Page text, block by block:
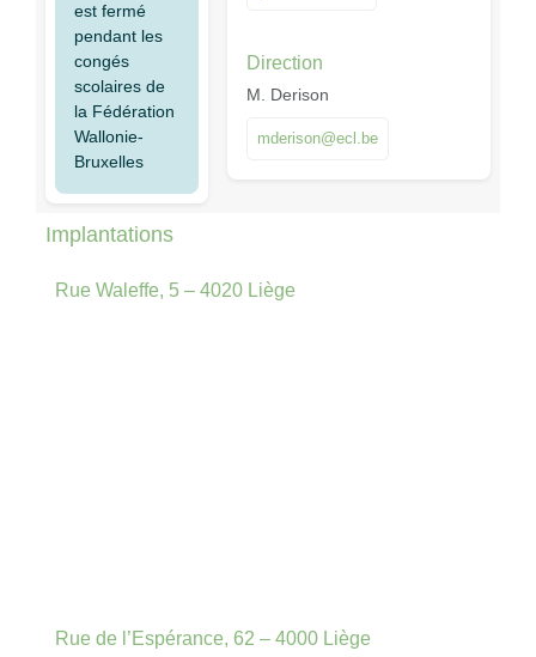
est fermé
pendant les
congés
scolaires de
la Fédération
Wallonie-
Bruxelles
Direction
M. Derison
mderison@ecl.be
Implantations
Rue Waleffe, 5 – 4020 Liège
Rue de l’Espérance, 62 – 4000 Liège